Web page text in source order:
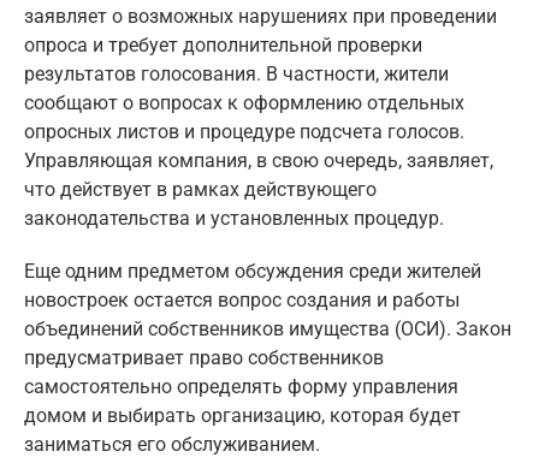
заявляет о возможных нарушениях при проведении
опроса и требует дополнительной проверки
результатов голосования. В частности, жители
сообщают о вопросах к оформлению отдельных
опросных листов и процедуре подсчета голосов.
Управляющая компания, в свою очередь, заявляет,
что действует в рамках действующего
законодательства и установленных процедур.
Еще одним предметом обсуждения среди жителей
новостроек остается вопрос создания и работы
объединений собственников имущества (ОСИ). Закон
предусматривает право собственников
самостоятельно определять форму управления
домом и выбирать организацию, которая будет
заниматься его обслуживанием.